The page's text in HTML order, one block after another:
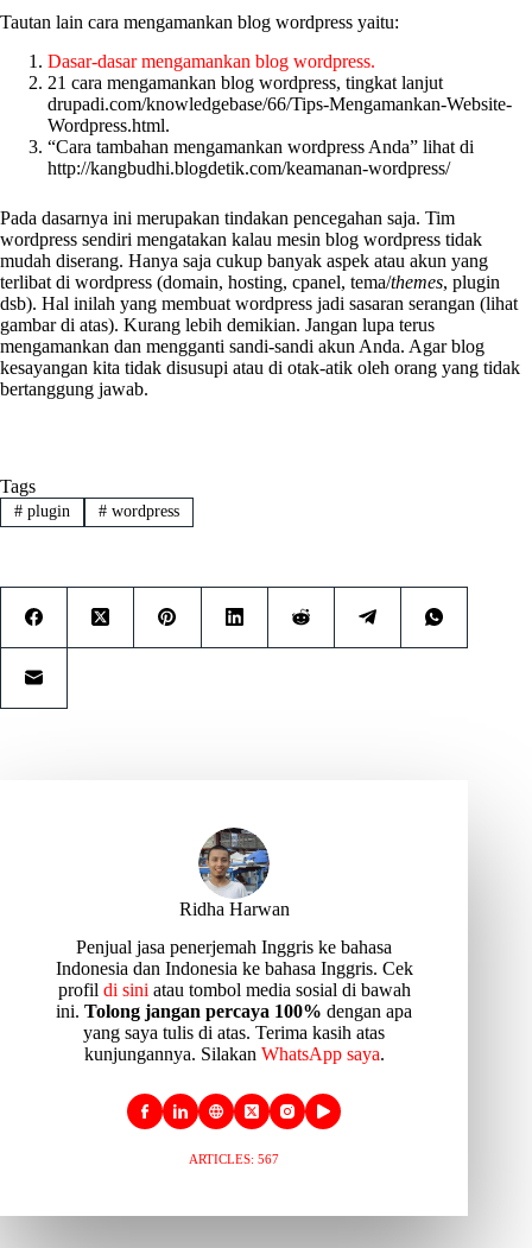
Tautan lain cara mengamankan blog wordpress yaitu:
Dasar-dasar mengamankan blog wordpress.
21 cara mengamankan blog wordpress, tingkat lanjut
drupadi.com/knowledgebase/66/Tips-Mengamankan-Website-
Wordpress.html.
“Cara tambahan mengamankan wordpress Anda” lihat di
http://kangbudhi.blogdetik.com/keamanan-wordpress/
Pada dasarnya ini merupakan tindakan pencegahan saja. Tim
wordpress sendiri mengatakan kalau mesin blog wordpress tidak
mudah diserang. Hanya saja cukup banyak aspek atau akun yang
terlibat di wordpress (domain, hosting, cpanel, tema/themes, plugin
dsb). Hal inilah yang membuat wordpress jadi sasaran serangan (lihat
gambar di atas). Kurang lebih demikian. Jangan lupa terus
mengamankan dan mengganti sandi-sandi akun Anda. Agar blog
kesayangan kita tidak disusupi atau di otak-atik oleh orang yang tidak
bertanggung jawab.
Tags
#plugin #wordpress
Ridha Harwan
Penjual jasa penerjemah Inggris ke bahasa
Indonesia dan Indonesia ke bahasa Inggris. Cek
profil di siniatau tombol media sosial di bawah
ini.Tolong jangan percaya 100% dengan apa
yang saya tulis di atas. Terima kasih atas
kunjungannya. Silakan WhatsApp saya.
ARTICLES: 567